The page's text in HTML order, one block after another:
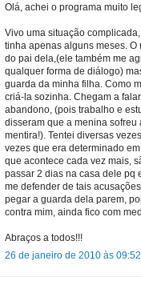
Olá, achei o programa muito
Vivo uma situação
tinha apenas alguns meses.
do pai dela,(ele também me
qualquer forma de diálogo)
guarda da minha filha. Como
criá-la sozinha. Chegam a
abandono, (pois trabalho e
disseram que a menina
mentira!). Tentei diversas
vezes que era determinado
que acontece cada vez mais,
passar 2 dias na casa dele pq
me defender de tais
pegar a guarda dela parem,
contra mim, ainda fico com
Abraços a todos!!!
26 de janeiro de 2010 às 09:52